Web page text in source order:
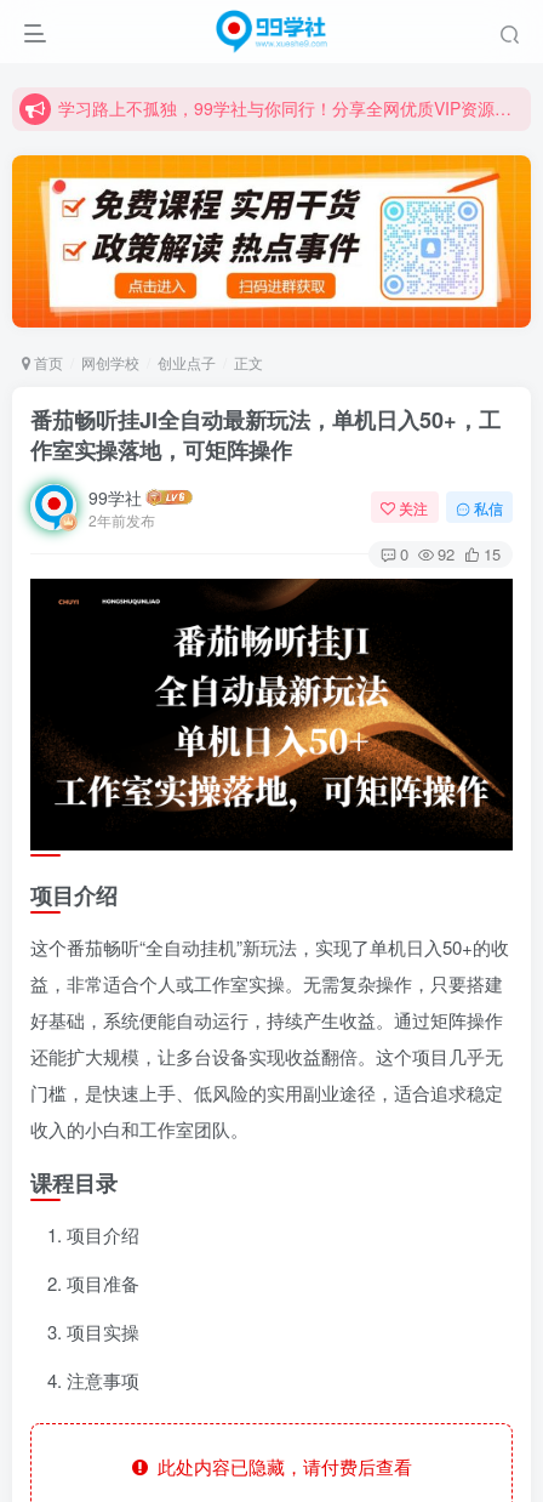
学习路上不孤独，99学社与你同行！分享全网优质VIP资源，炒股教程、创业教程、网络营销教程、自媒体短视频教程等，长期更新各大精品创业项目！
学习路上不孤独，99学社与你同行！分享全网优质VIP资源，炒股教程、创业教程、网络营销教程、自媒体短视频教程等，长期更新各大精品创业项目！
首页 网创学校 创业点子 正文
番茄畅听挂JI全自动最新玩法，单机日入50+，工
作室实操落地，可矩阵操作
99学社
2年前发布
关注 私信
0 92 15
项目介绍
这个番茄畅听“全自动挂机”新玩法，实现了单机日入50+的收
益，非常适合个人或工作室实操。无需复杂操作，只要搭建
好基础，系统便能自动运行，持续产生收益。通过矩阵操作
还能扩大规模，让多台设备实现收益翻倍。这个项目几乎无
门槛，是快速上手、低风险的实用副业途径，适合追求稳定
收入的小白和工作室团队。
课程目录
项目介绍
项目准备
项目实操
注意事项
此处内容已隐藏，请付费后查看